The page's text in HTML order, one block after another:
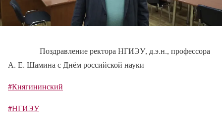
Поздравление ректора НГИЭУ, д.э.н., профессора
А. Е. Шамина с Днём российской науки
#Княгининский
#НГИЭУ